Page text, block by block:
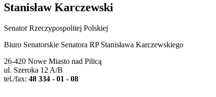
Stanisław Karczewski
Senator Rzeczypospolitej Polskiej
Biuro Senatorskie Senatora RP Stanisława Karczewskiego
26-420 Nowe Miasto nad Pilicą
ul. Szeroka 12 A/B
tel./fax: 48 334 - 01 - 08